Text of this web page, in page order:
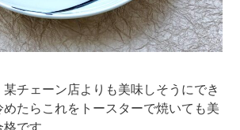
チェーン店よりも美味しそうにでき
たらこれをトースターで焼いても美